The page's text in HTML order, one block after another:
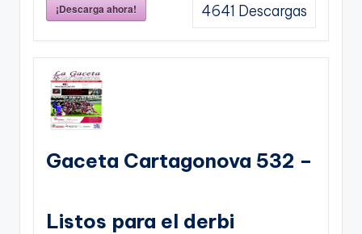
¡Descarga ahora! 4641 Descargas
Gaceta Cartagonova 532 –
Listos para el derbi